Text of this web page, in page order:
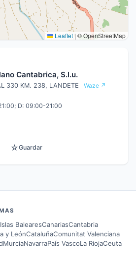
Leaflet | © OpenStreetMap
Cantabrica, S.l.u.
330 KM. 238, LANDETE
Waze ↗
D: 09:00-21:00
☆Guardar
Islas BalearesCanariasCantabria
y LeónCataluñaComunitat Valenciana
MurciaNavarraPaís VascoLa RiojaCeuta